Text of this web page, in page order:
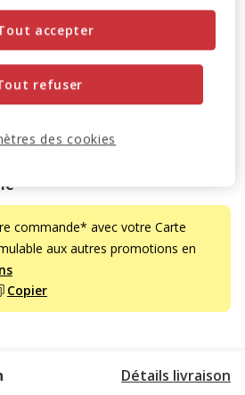
commande* avec votre Carte
aux autres promotions en
Copier
similaires
Détails livraison
refuser
accepter
des cookies